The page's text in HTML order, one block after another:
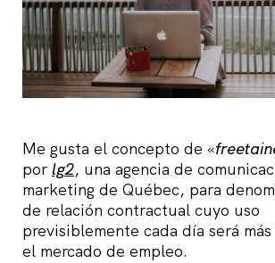
Me gusta el concepto de «
por lg2, una agencia de
marketing de Québec, para
de relación contractual cuyo uso
previsiblemente cada día será
el mercado de empleo.